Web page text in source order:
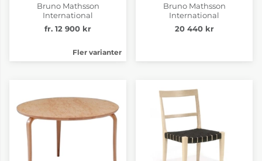
Bruno Mathsson
International
fr. 12 900 kr
Fler varianter
Bruno Mathsson
International
20 440 kr